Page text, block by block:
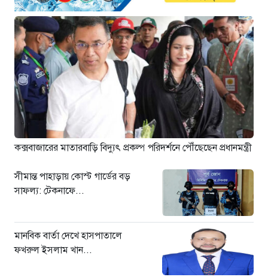
মানবিক বার্তা দেখে হাসপাতালে
ফখরুল ইসলাম খান সিআইপি
২৩ ঘণ্টা আগে
ছাগলনাইয়ায় চিহ্নিত ডাকাত ‘গুন্ডা
রনি’ গ্রেপ্তার
২৩ ঘণ্টা আগে
দৈনিক ৫শ টাকা মজুরীর দাবীতে
বড়লেখায় চা শ্রমিকদের গণবিক্ষোভ
২৩ ঘণ্টা আগে
কক্সবাজারের মাতারবাড়ি বিদ্যুৎ প্রকল্প পরিদর্শনে পৌঁছেছেন প্রধানমন্ত্রী
সীমান্ত পাহাড়ায় কোস্ট গার্ডের বড়
সাফল্য: টেকনাফে...
মানবিক বার্তা দেখে হাসপাতালে
ফখরুল ইসলাম খান...